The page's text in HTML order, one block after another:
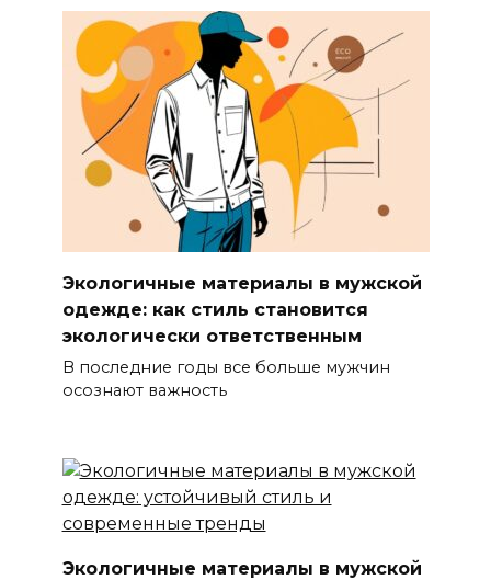
Экологичные материалы в мужской
одежде: как стиль становится
экологически ответственным
В последние годы все больше мужчин
осознают важность
Экологичные материалы в мужской